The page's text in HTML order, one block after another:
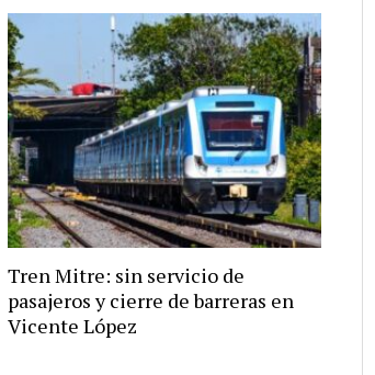
Tren Mitre: sin servicio de
pasajeros y cierre de barreras en
Vicente López